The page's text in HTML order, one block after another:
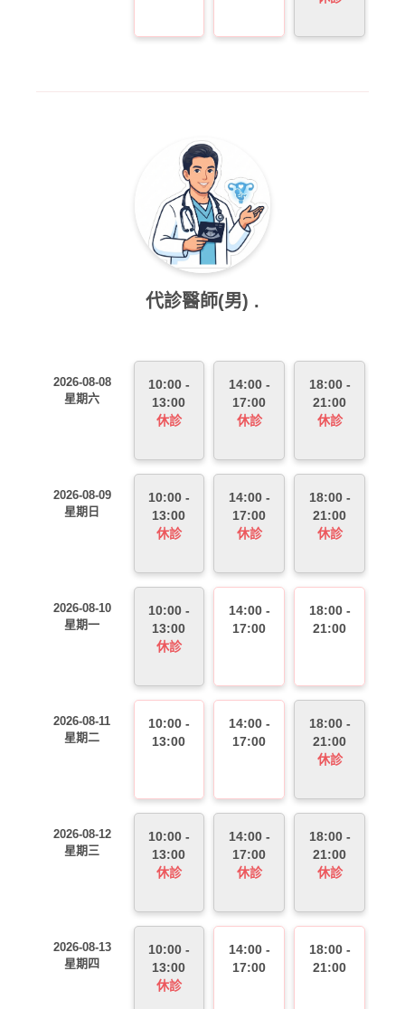
代診醫師(男) .
2026-08-08
星期六
10:00 -
13:00
休診
14:00 -
17:00
休診
18:00 -
21:00
休診
2026-08-09
星期日
10:00 -
13:00
休診
14:00 -
17:00
休診
18:00 -
21:00
休診
2026-08-10
星期一
10:00 -
13:00
休診
14:00 -
17:00
18:00 -
21:00
2026-08-11
星期二
10:00 -
13:00
14:00 -
17:00
18:00 -
21:00
休診
2026-08-12
星期三
10:00 -
13:00
休診
14:00 -
17:00
休診
18:00 -
21:00
休診
2026-08-13
星期四
10:00 -
13:00
休診
14:00 -
17:00
18:00 -
21:00